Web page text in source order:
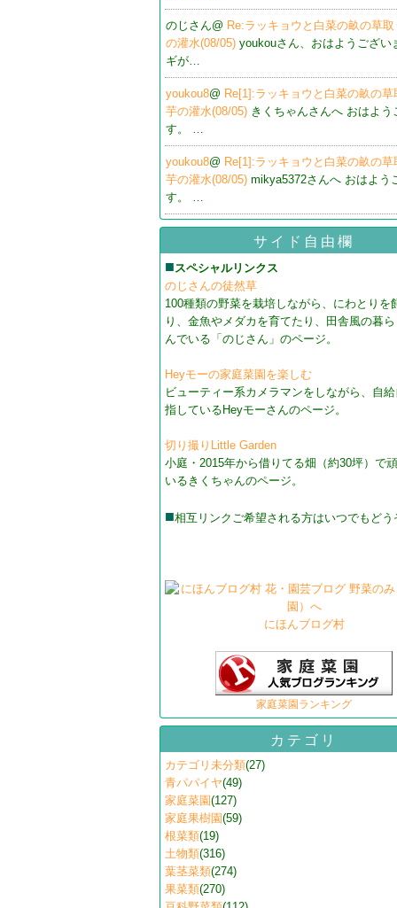
のじさん@ Re:ラッキョウと白菜の畝の草
の灌水(08/05) youkouさん、おはようござい
ギが…
youkou8@ Re[1]:ラッキョウと白菜の畝の草
芋の灌水(08/05) きくちゃんさんへ おはよう
す。 …
youkou8@ Re[1]:ラッキョウと白菜の畝の草
芋の灌水(08/05) mikya5372さんへ おはよう
す。 …
サイド自由欄
■​スペシャルリンク​ス
のじさんの徒然草
100種類の野菜を栽培しながら、にわとりを
り、金魚やメダカを育てたり、田舎風の暮
んでいる「のじさん」のページ。
Heyモーの家庭菜園を楽しむ
ビューティー系カメラマンをしながら、自
指しているHeyモーさんのページ。
切り撮りLittle Garden
小庭・2015年から借りてる畑（約30坪）で
いるきくちゃんのページ。
■相互リンクご希望される方はいつでもどう
にほんブログ村
家庭菜園ランキング
カテゴリ
カテゴリ未分類(27)
青パパイヤ(49)
家庭菜園(127)
家庭果樹園(59)
根菜類(19)
土物類(316)
葉茎菜類(274)
果菜類(270)